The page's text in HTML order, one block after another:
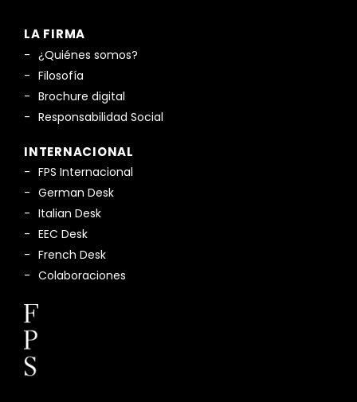
LA FIRMA
¿Quiénes somos?
Filosofía
Brochure digital
Responsabilidad Social
INTERNACIONAL
FPS Internacional
German Desk
Italian Desk
EEC Desk
French Desk
Colaboraciones